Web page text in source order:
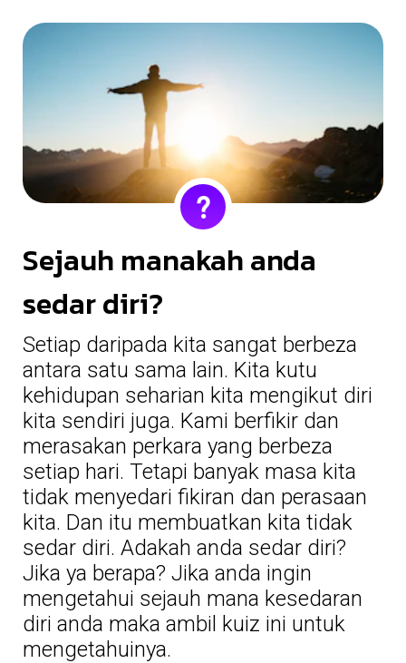
Sejauh manakah anda
sedar diri?
Setiap daripada kita sangat berbeza
antara satu sama lain. Kita kutu
kehidupan seharian kita mengikut diri
kita sendiri juga. Kami berfikir dan
merasakan perkara yang berbeza
setiap hari. Tetapi banyak masa kita
tidak menyedari fikiran dan perasaan
kita. Dan itu membuatkan kita tidak
sedar diri. Adakah anda sedar diri?
Jika ya berapa? Jika anda ingin
mengetahui sejauh mana kesedaran
diri anda maka ambil kuiz ini untuk
mengetahuinya.